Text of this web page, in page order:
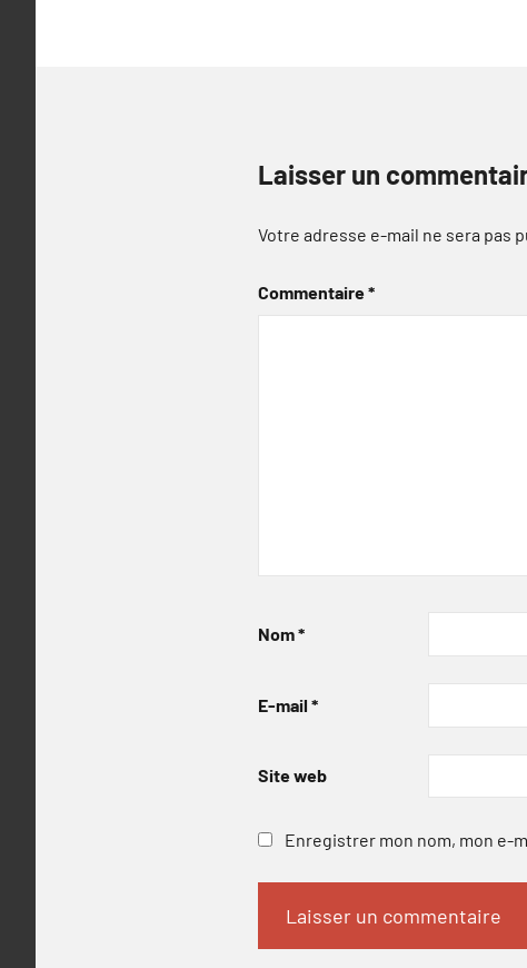
Laisser un
Votre adresse e-mail ne sera pas
Commentaire*
Nom*
E-mail *
Site web
Enregistrer mon nom, mon e-